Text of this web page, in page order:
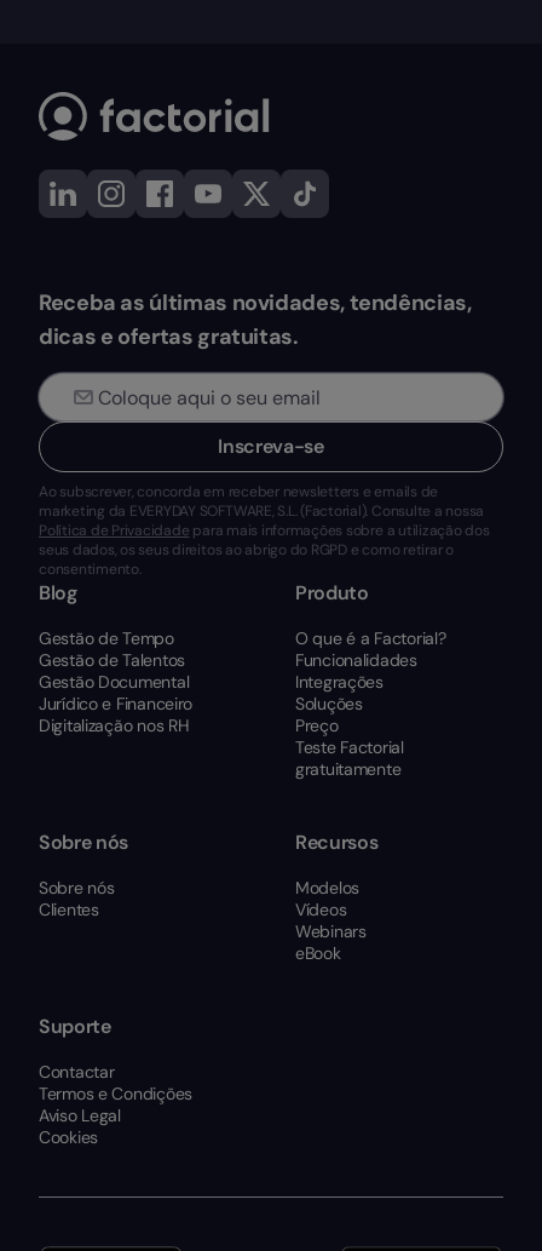
Receba as últimas novidades, tendências,
dicas e ofertas gratuitas.
Inscreva-se
Ao subscrever, concorda em receber newsletters e emails de
marketing da EVERYDAY SOFTWARE, S.L. (Factorial). Consulte a nossa
Política de Privacidade para mais informações sobre a utilização dos
seus dados, os seus direitos ao abrigo do RGPD e como retirar o
consentimento.
Blog
Gestão de Tempo
Gestão de Talentos
Gestão Documental
Jurídico e Financeiro
Digitalização nos RH
Produto
O que é a Factorial?
Funcionalidades
Integrações
Soluções
Preço
Teste Factorial
gratuitamente
Sobre nós
Sobre nós
Clientes
Recursos
Modelos
Vídeos
Webinars
eBook
Suporte
Contactar
Termos e Condições
Aviso Legal
Cookies